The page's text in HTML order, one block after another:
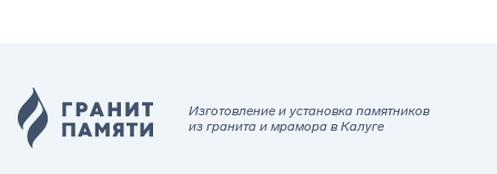
Изготовление и установка памятников
из гранита и мрамора в Калуге